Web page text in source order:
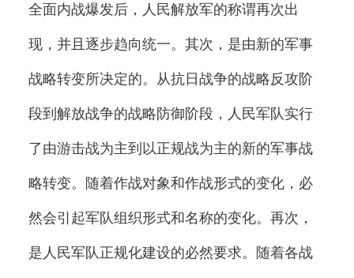
全面内战爆发后，人民解放军的称谓再次出
现，并且逐步趋向统一。其次，是由新的军事
战略转变所决定的。从抗日战争的战略反攻阶
段到解放战争的战略防御阶段，人民军队实行
了由游击战为主到以正规战为主的新的军事战
略转变。随着作战对象和作战形式的变化，必
然会引起军队组织形式和名称的变化。再次，
是人民军队正规化建设的必然要求。随着各战